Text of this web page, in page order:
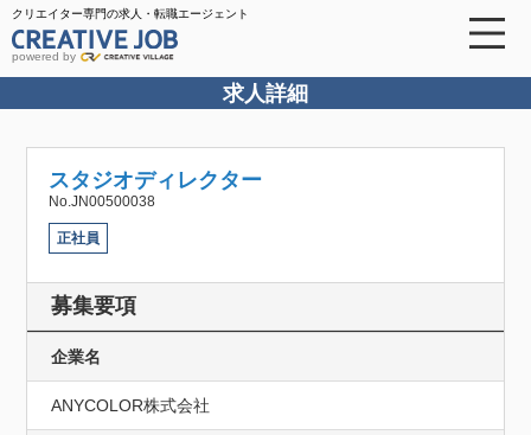
クリエイター専門の求人・転職エージェント
powered by
求人詳細
スタジオディレクター
No.JN00500038
正社員
募集要項
企業名
ANYCOLOR株式会社